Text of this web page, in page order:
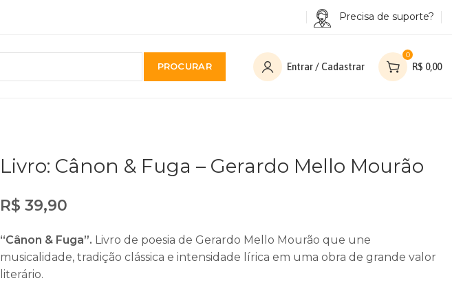
Precisa de suporte?
PROCURAR Entrar / Cadastrar
0
R$ 0,00
Livro: Cânon & Fuga – Gerardo Mello Mourão
R$ 39,90
“Cânon & Fuga”. Livro de poesia de Gerardo Mello Mourão que une
musicalidade, tradição clássica e intensidade lírica em uma obra de grande valor
literário.